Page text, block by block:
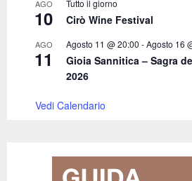
AGO
10
Tutto il giorno
Cirò Wine Festival
AGO
11
Agosto 11 @ 20:00 -Agosto 16
Gioia Sannitica – Sagra
2026
Vedi Calendario